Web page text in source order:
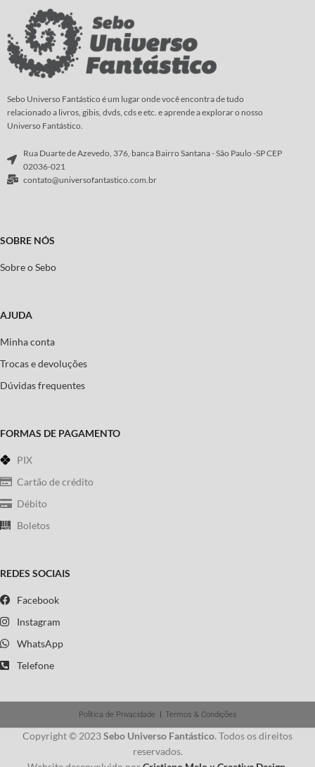
sangue, que giram... e giram... Com
vocês, o mangá sobre o mordomo
que exala a mais delicada fragrância
de rosas...
Roteiro eArte:Yana Toboso
Sebo Universo Fantástico é um lugar onde você encontra de tudo
relacionado a livros, gibis, dvds, cds e etc. e aprende a explorar o nosso
Universo Fantástico.
Rua Duarte de Azevedo, 376, banca Bairro Santana - São Paulo -SP CEP
02036-021
contato@universofantastico.com.br
SOBRE NÓS
Sobre o Sebo
AJUDA
Minha conta
Trocas e devoluções
Dúvidas frequentes
FORMAS DE PAGAMENTO
PIX
Cartão de crédito
Débito
Boletos
REDES SOCIAIS
Facebook
Instagram
WhatsApp
Telefone
Política de Privacidade | Termos & Condições
Copyright © 2023Sebo Universo Fantástico. Todos os direitos
reservados.